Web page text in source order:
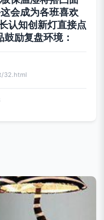
会成为各班喜欢
认知创新灯直接点
励复盘环境：
32.html